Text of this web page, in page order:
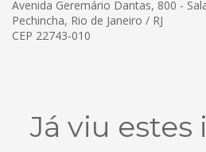
Avenida Geremário Dantas, 800 -
Pechincha, Rio de Janeiro / RJ
CEP 22743-010
Já viu estes